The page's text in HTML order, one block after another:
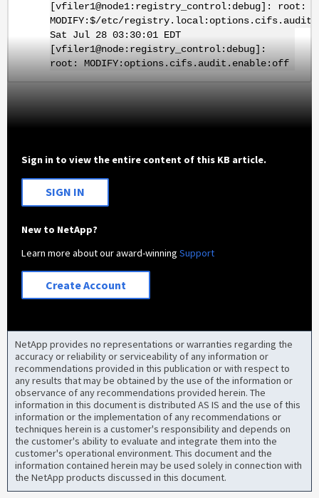
[vfiler1@node1:registry_control:debug]: root:
MODIFY:$/etc/
Sat Jul 28 03:30:01 EDT
[vfiler1@node:registry_control:debug]:
root: MODIFY:options.cifs.audit.enable:off
Sign in to view the entire content of this KB article.
SIGN IN
New to NetApp?
Learn more about our award-winningSupport
Create Account
NetApp provides no representations or warranties regarding the
accuracy or reliability or serviceability of any information or
recommendations provided in this publication or with respect to
any results that may be obtained by the use of the information or
observance of any recommendations provided herein. The
information in this document is distributed AS IS and the use of this
information or the implementation of any recommendations or
techniques herein is a customer's responsibility and depends on
the customer's ability to evaluate and integrate them into the
customer's operational environment. This document and the
information contained herein may be used solely in connection with
the NetApp products discussed in this document.